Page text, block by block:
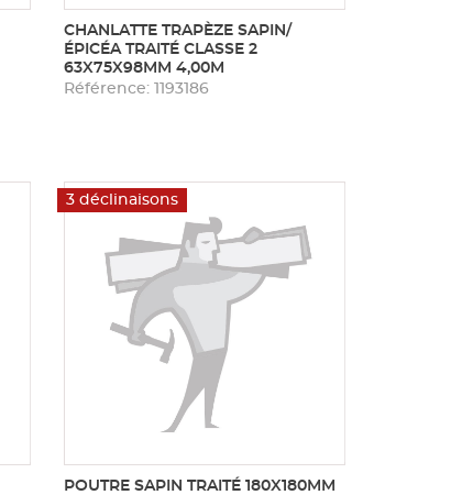
CHANLATTE TRAPÈZE SAPIN/
ÉPICÉA TRAITÉ CLASSE 2
63X75X98MM 4,00M
Référence: 1193186
3 déclinaisons
POUTRE SAPIN TRAITÉ 180X180MM